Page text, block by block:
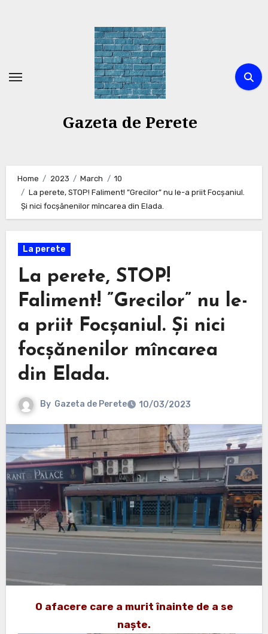
Gazeta de Perete
Home 2023 March
10
La perete, STOP! Faliment! ”Grecilor” nu le-a priit Focșaniul.
Și nici focșănenilor mîncarea din Elada.
La perete
La perete, STOP!
Faliment! ”Grecilor” nu le-
a priit Focșaniul. Și nici
focșănenilor mîncarea
din Elada.
By Gazeta de Perete 10/03/2023
O afacere care a murit înainte de a se
naște.